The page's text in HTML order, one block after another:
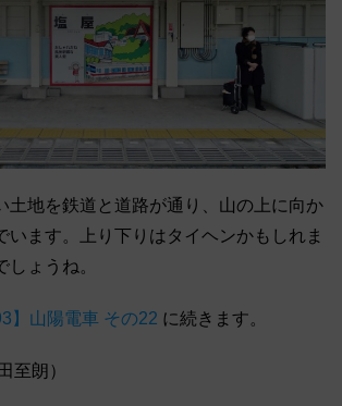
土地を鉄道と道路が通り、山の上に向か
います。上り下りはタイヘンかもしれま
ょうね。
】山陽電車 その22 に続きます。
至朗）